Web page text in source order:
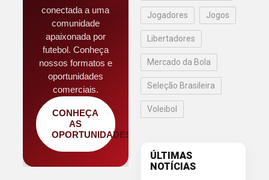
conectada a uma
comunidade
apaixonada por
futebol. Conheça
nossos formatos e
oportunidades
comerciais.
CONHEÇA
AS
OPORTUNIDADES
Jogadores Jogos
Libertadores
Mercado da Bola
Seleção Brasileira
Voleibol
ÚLTIMAS
NOTÍCIAS